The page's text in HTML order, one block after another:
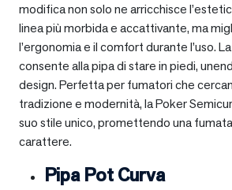
modifica non solo ne arricchisce
linea più morbida e accattivante, ma
l’ergonomia e il comfort durante l’uso.
consente alla pipa di stare in piedi,
design. Perfetta per fumatori che
tradizione e modernità, la Poker
suo stile unico, promettendo una
carattere.
Pipa Pot Curva